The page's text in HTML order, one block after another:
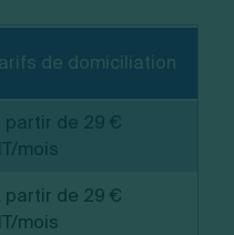
de domiciliation
partir de 29 €
mois
partir de 29 €
mois